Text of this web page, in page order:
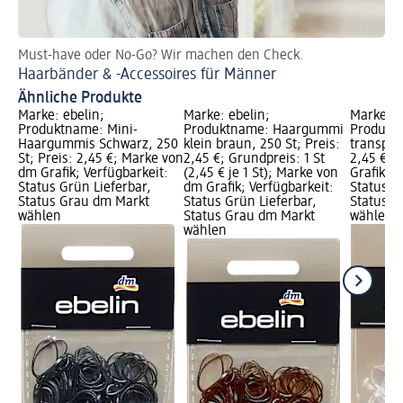
Must-have oder No-Go? Wir machen den Check.
Haarbänder & -Accessoires für Männer
Ähnliche Produkte
Marke: ebelin;
Produktname: Mini-
Haargummis Schwarz, 250
St; Preis: 2,45 €; Marke von
dm Grafik; Verfügbarkeit:
Status Grün Lieferbar,
Status Grau dm Markt
wählen
Marke: ebelin;
Produktname: Haargummi
klein braun, 250 St; Preis:
2,45 €; Grundpreis: 1 St
(2,45 € je 1 St); Marke von
dm Grafik; Verfügbarkeit:
Status Grün Lieferbar,
Status Grau dm Markt
wählen
Marke:
2,45 €;
Grafik;
Status
Status
wählen